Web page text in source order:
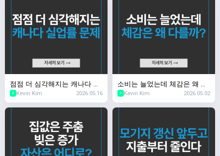
점점 더 심각해지는 캐나다 실
업률 문제
2 Kevin Kim 2026.05.16
소비는 늘었는데 체감은 왜 다
를까?
2 Kevin Kim 2026.05.02